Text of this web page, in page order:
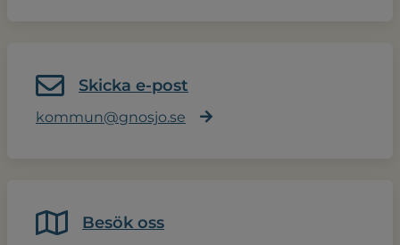
Skicka e-post
kommun@gnosjo.se
Besök oss